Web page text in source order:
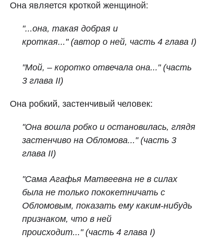
Она является кроткой женщиной:
"...она, такая добрая и
кроткая..." (автор о ней, часть 4 глава I)
"Мой, – коротко отвечала она..." (часть
3 глава II)
Она робкий, застенчивый человек:
"Она вошла робко и остановилась, глядя
застенчиво на Обломова..." (часть 3
глава II)
"Сама Агафья Матвеевна не в силах
была не только пококетничать с
Обломовым, показать ему каким-нибудь
признаком, что в ней
происходит..." (часть 4 глава I)